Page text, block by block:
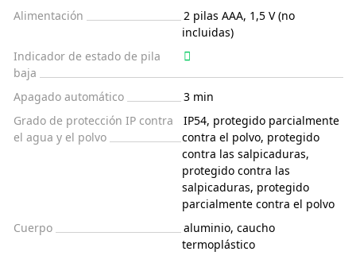
Alimentación
2 pilas AAA, 1,5 V (no
incluidas)
Indicador de estado de pila
baja
Apagado automático
3 min
Grado de protección IP contra
el agua y el polvo
IP54, protegido parcialmente
contra el polvo, protegido
contra las salpicaduras,
protegido contra las
salpicaduras, protegido
parcialmente contra el polvo
Cuerpo
aluminio, caucho
termoplástico